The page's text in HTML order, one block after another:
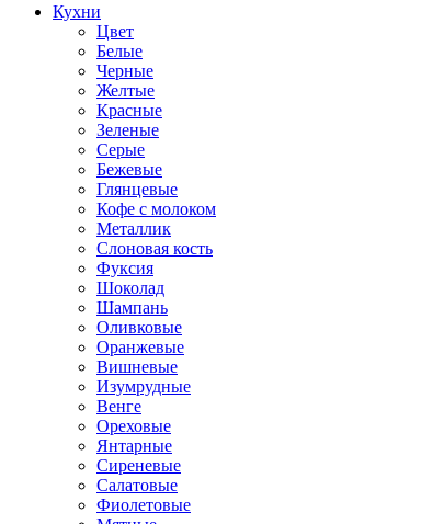
Кухни
Цвет
Белые
Черные
Желтые
Красные
Зеленые
Серые
Бежевые
Глянцевые
Кофе с молоком
Металлик
Слоновая кость
Фуксия
Шоколад
Шампань
Оливковые
Оранжевые
Вишневые
Изумрудные
Венге
Ореховые
Янтарные
Сиреневые
Салатовые
Фиолетовые